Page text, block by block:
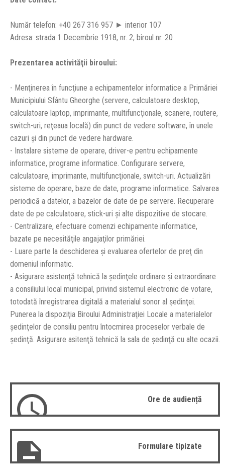
Număr telefon: +40 267 316 957 ► interior 107
Adresa: strada 1 Decembrie 1918, nr. 2, biroul nr. 20
Prezentarea activităţii biroului:
- Menţinerea în funcţiune a echipamentelor informatice a Primăriei
Municipiului Sfântu Gheorghe (servere, calculatoare desktop,
calculatoare laptop, imprimante, multifuncţionale, scanere, routere,
switch-uri, reţeaua locală) din punct de vedere software, în unele
cazuri şi din punct de vedere hardware.
- Instalare sisteme de operare, driver-e pentru echipamente
informatice, programe informatice. Configurare servere,
calculatoare, imprimante, multifuncţionale, switch-uri. Actualizări
sisteme de operare, baze de date, programe informatice. Salvarea
periodică a datelor, a bazelor de date de pe servere. Recuperare
date de pe calculatoare, stick-uri şi alte dispozitive de stocare.
- Centralizare, efectuare comenzi echipamente informatice,
bazate pe necesităţile angajaţilor primăriei.
- Luare parte la deschiderea şi evaluarea ofertelor de preţ din
domeniul informatic.
- Asigurare asistenţă tehnică la şedinţele ordinare şi extraordinare
a consiliului local municipal, privind sistemul electronic de votare,
totodată înregistrarea digitală a materialul sonor al şedinţei.
Punerea la dispoziţia Biroului Administraţiei Locale a materialelor
şedinţelor de consiliu pentru întocmirea proceselor verbale de
şedinţă. Asigurare asitenţă tehnică la sala de şedinţă cu alte ocazii.
Ore de audiență
Formulare tipizate